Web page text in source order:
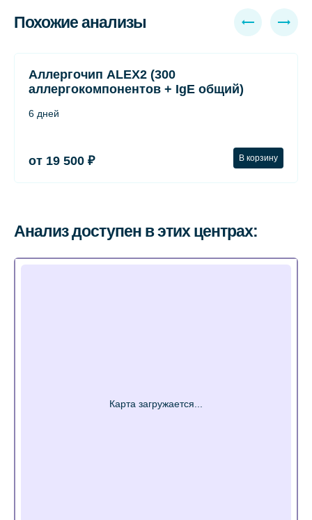
Похожие анализы
Аллергочип ALEX2 (300
аллергокомпонентов + IgE общий)
6 дней
от 19 500 ₽ В корзину
Анализ доступен в этих центрах: